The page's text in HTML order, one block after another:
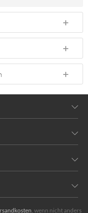
, wenn nicht anders